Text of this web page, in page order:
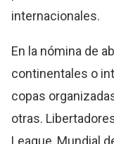
internacionales.
En la nómina de
continentales o
copas
otras.
League, Mundial